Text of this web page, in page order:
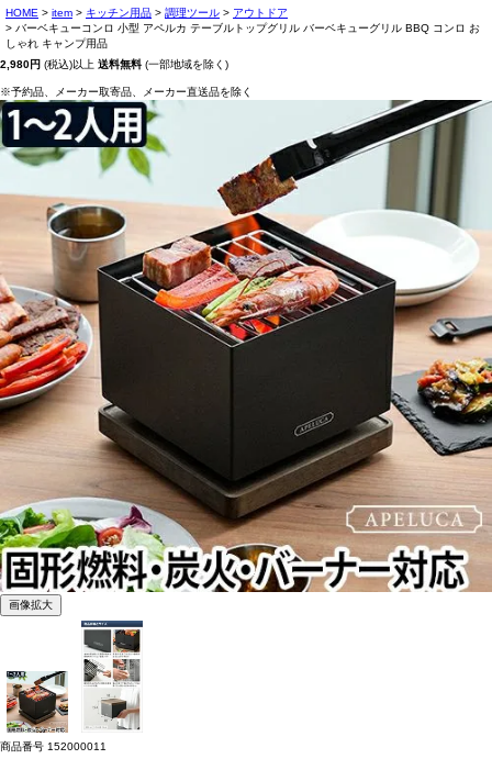
HOME item キッチン用品 調理ツール
アウトドア
バーベキューコンロ 小型 アペルカ テーブルトップグリル バーベキューグリル BBQ コンロ お
しゃれ キャンプ用品
2,980円 (税込)以上 送料無料 (一部地域を除く)
※予約品、メーカー取寄品、メーカー直送品を除く
画像拡大
商品番号 152000011